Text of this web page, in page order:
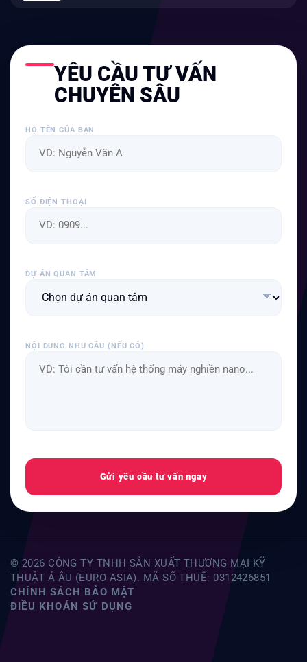
YÊU CẦU TƯ VẤN
CHUYÊN SÂU
HỌ TÊN CỦA BẠN
SỐ ĐIỆN THOẠI
DỰ ÁN QUAN TÂM
NỘI DUNG NHU CẦU (NẾU CÓ)
Gửi yêu cầu tư vấn ngay
© 2026 CÔNG TY TNHH SẢN XUẤT THƯƠNG MẠI KỸ
THUẬT Á ÂU (EURO ASIA). MÃ SỐ THUẾ: 0312426851
CHÍNH SÁCH BẢO MẬT
ĐIỀU KHOẢN SỬ DỤNG